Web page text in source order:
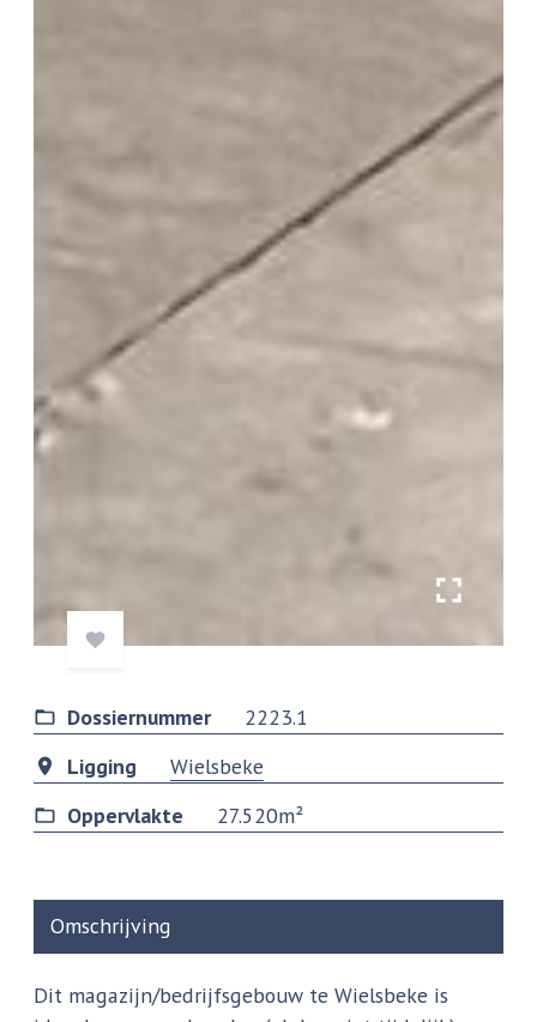
Dossiernummer
2223.1
Ligging
Wielsbeke
Oppervlakte
27.520m²
Omschrijving
Dit magazijn/bedrijfsgebouw te Wielsbeke is